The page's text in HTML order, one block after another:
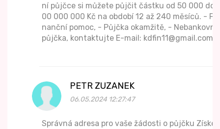
ní půjčce si můžete půjčit částku od 50 000 do 1
00 000 000 Kč na období 12 až 240 měsíců. - Fi
nanční pomoc, - Půjčka okamžitě, - Nebankovní
půjčka, kontaktujte E-mail: kdfin11@gmail.com
PETR ZUZANEK
06.05.2024 12:27:47
Správná adresa pro vaše žádosti o půjčku Získej